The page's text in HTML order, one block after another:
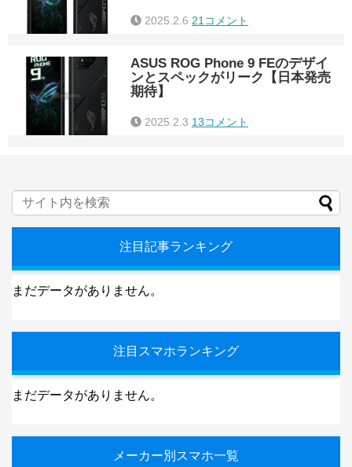
2025.2.6 21コメント
ASUS ROG Phone 9 FEのデザイ
ンとスペックがリーク【日本発売
期待】
2025.2.3 13コメント
注目記事ランキング
まだデータがありません。
注目スマホランキング
まだデータがありません。
メーカー別スマホ一覧